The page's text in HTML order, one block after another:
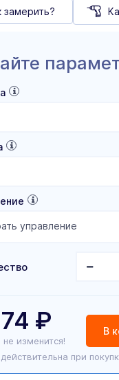
замерить?
управление
В
₽
не изменится!
при